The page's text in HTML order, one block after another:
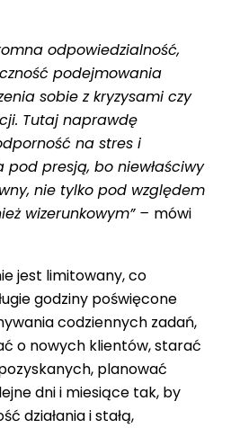
odpowiedzialność,
podejmowania
sobie z kryzysami czy
Tutaj naprawdę
na stres i
pod presją, bo niewłaściwy
nie tylko pod względem
wizerunkowym” – mówi
jest limitowany, co
godziny poświęcone
codziennych zadań,
o nowych klientów, starać
planować
dni i miesiące tak, by
działania i stałą,